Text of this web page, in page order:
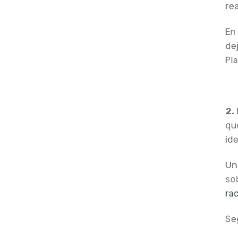
En
2.